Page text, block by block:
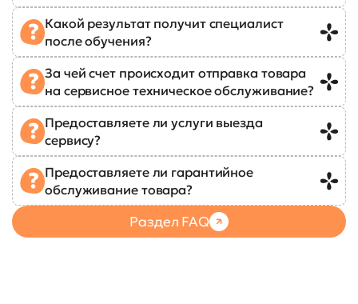
Какой результат получит специалист
после обучения?
За чей счет происходит отправка товара
на сервисное техническое обслуживание?
Предоставляете ли услуги выезда
сервису?
Предоставляете ли гарантийное
обслуживание товара?
Раздел FAQ